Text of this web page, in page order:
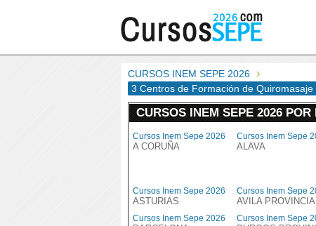
CURSOS INEM SEPE 2026
3 Centros de Formación de
CURSOS INEM SEPE 2026
Cursos Inem Sepe 2026
A CORUÑA
Cursos Inem Sepe
ALAVA
Cursos Inem Sepe 2026
ASTURIAS
Cursos Inem Sepe
AVILA PROVINCIA
Cursos Inem Sepe 2026 Cursos Inem Sepe